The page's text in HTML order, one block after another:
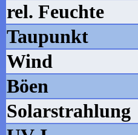
rel. Feuchte
Taupunkt
Wind
Böen
Solarstrahlung